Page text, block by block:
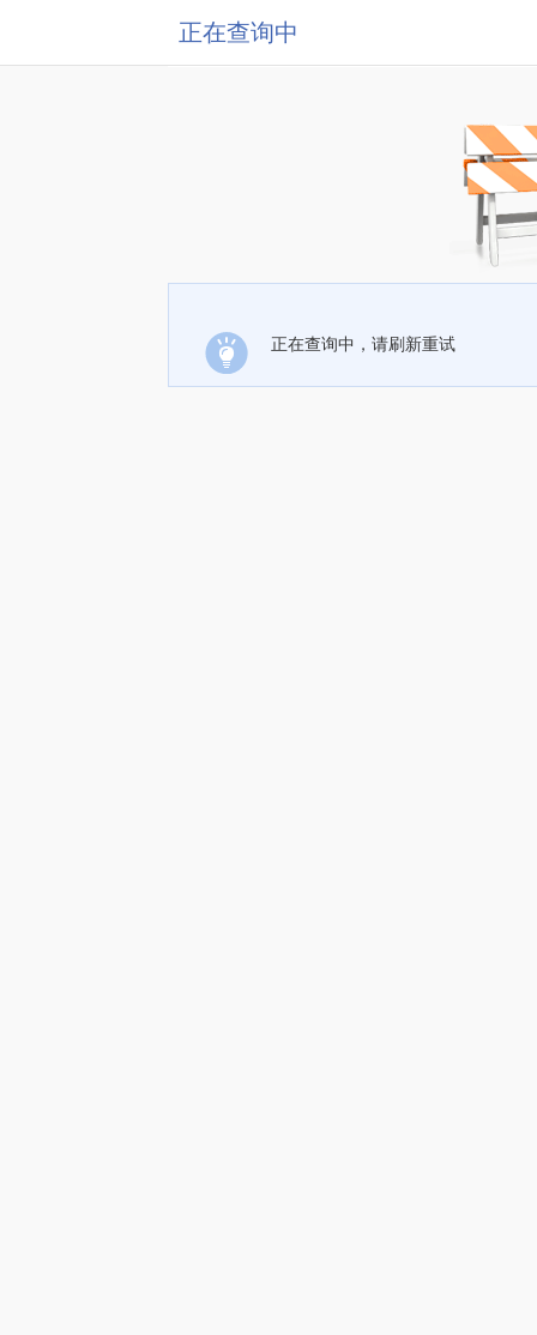
正在查询中
正在查询中，请刷新重试